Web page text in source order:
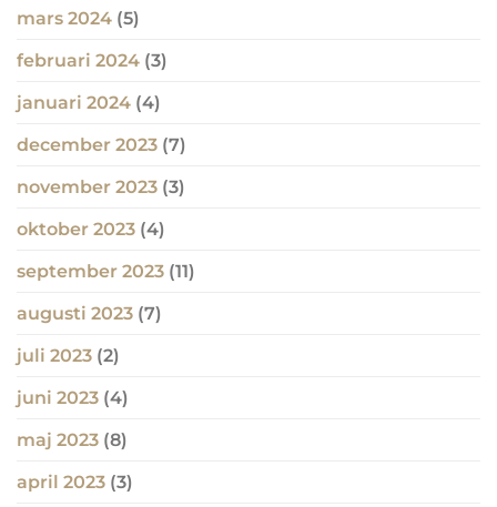
mars 2024 (5)
februari 2024 (3)
januari 2024 (4)
december 2023 (7)
november 2023 (3)
oktober 2023 (4)
september 2023 (11)
augusti 2023 (7)
juli 2023 (2)
juni 2023 (4)
maj 2023 (8)
april 2023 (3)